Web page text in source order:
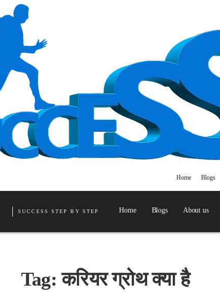
Home Blogs
SUCCESS STEP BY STEP Home Blogs About us
Tag:करियर ग्रोथ क्या है